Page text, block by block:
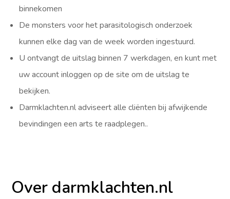
binnekomen
De monsters voor het parasitologisch onderzoek
kunnen elke dag van de week worden ingestuurd.
U ontvangt de uitslag binnen 7 werkdagen, en kunt met
uw account inloggen op de site om de uitslag te
bekijken.
Darmklachten.nl adviseert alle cliënten bij afwijkende
bevindingen een arts te raadplegen..
Over darmklachten.nl